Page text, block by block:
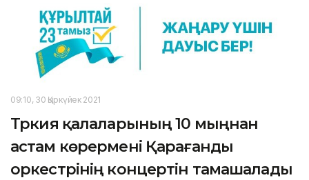
09:10, 30 Қыркүйек 2021
Түркия қалаларының 10 мыңнан
астам көрермені Қарағанды
оркестрінің концертін тамашалады